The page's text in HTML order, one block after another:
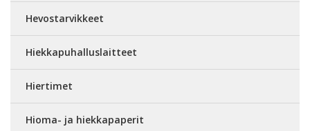
Hevostarvikkeet
Hiekkapuhalluslaitteet
Hiertimet
Hioma- ja hiekkapaperit